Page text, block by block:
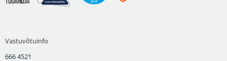
Vastuvõtuinfo
666 4521